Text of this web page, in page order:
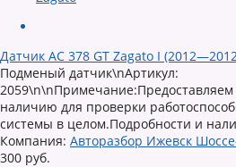
Датчик AC 378 GT Zagato I
Подменый датчик\nАртикул:
наличию для проверки
системы в целом.Подробности и
Компания: Авторазбор Ижевск
300 руб.